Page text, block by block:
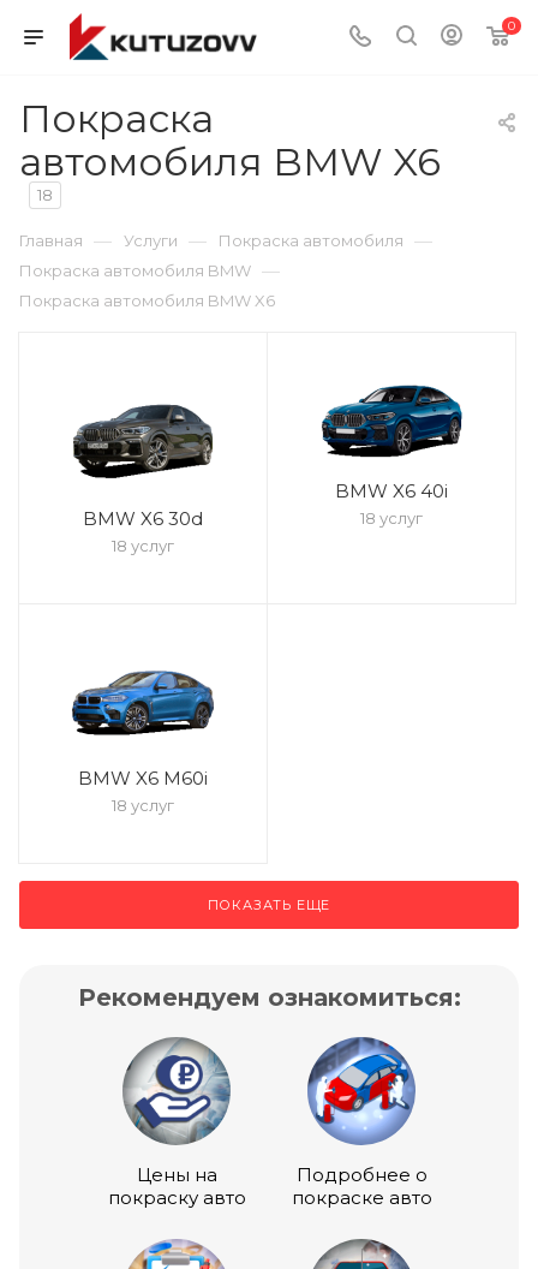
0
Покраска
автомобиля BMW X6
18
Главная — Услуги — Покраска автомобиля —
Покраска автомобиля BMW —
Покраска автомобиля BMW X6
BMW X6 30d
18 услуг
BMW X6 40i
18 услуг
BMW X6 M60i
18 услуг
ПОКАЗАТЬ ЕЩЕ
Рекомендуем ознакомиться:
Цены на
покраску авто
Подробнее о
покраске авто